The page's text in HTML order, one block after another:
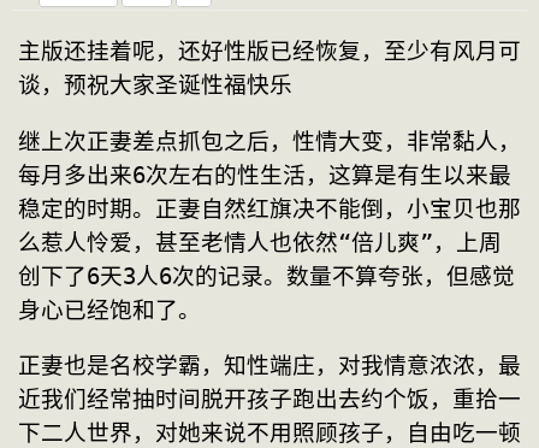
主版还挂着呢，还好性版已经恢复，至少有风月可
谈，预祝大家圣诞性福快乐
继上次正妻差点抓包之后，性情大变，非常黏人，
每月多出来6次左右的性生活，这算是有生以来最
稳定的时期。正妻自然红旗决不能倒，小宝贝也那
么惹人怜爱，甚至老情人也依然“倍儿爽”，上周
创下了6天3人6次的记录。数量不算夸张，但感觉
身心已经饱和了。
正妻也是名校学霸，知性端庄，对我情意浓浓，最
近我们经常抽时间脱开孩子跑出去约个饭，重拾一
下二人世界，对她来说不用照顾孩子，自由吃一顿